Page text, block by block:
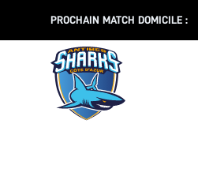
PROCHAIN MATCH DOMICILE :